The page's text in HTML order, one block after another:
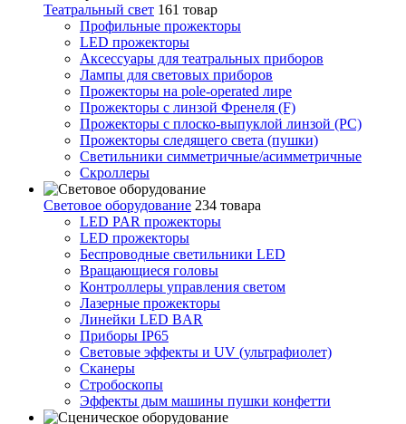
Театральный свет 161 товар
Профильные прожекторы
LED прожекторы
Аксессуары для театральных приборов
Лампы для световых приборов
Прожекторы на pole-operated лире
Прожекторы с линзой Френеля (F)
Прожекторы с плоско-выпуклой линзой (PC)
Прожекторы следящего света (пушки)
Светильники симметричные/асимметричные
Скроллеры
Световое оборудование 234 товара
LED PAR прожекторы
LED прожекторы
Беспроводные светильники LED
Вращающиеся головы
Контроллеры управления светом
Лазерные прожекторы
Линейки LED BAR
Приборы IP65
Световые эффекты и UV (ультрафиолет)
Сканеры
Стробоскопы
Эффекты дым машины пушки конфетти